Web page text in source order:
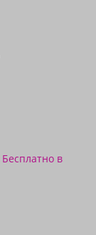
Бесплатно в